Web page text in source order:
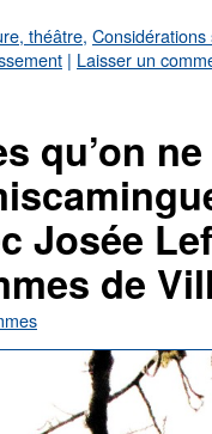
théâtre,
| Laisser un
qu’on
Josée
de